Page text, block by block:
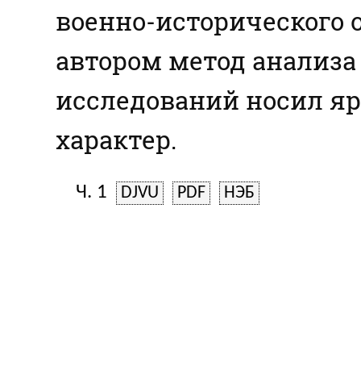
военно-
автором метод
исследований носил
характер.
Ч. 1 DJVU PDF НЭБ